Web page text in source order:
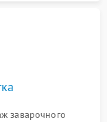
заварочного